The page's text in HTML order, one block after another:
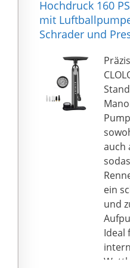
E-
und
【
PSI /
und
Hochdruck 160
mit
Schrader und
auch
ein
und
Ideal